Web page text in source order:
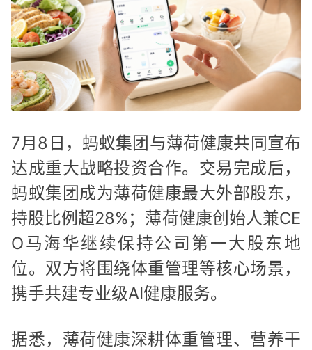
7月8日，蚂蚁集团与薄荷健康共同宣布
达成重大战略投资合作。交易完成后，
蚂蚁集团成为薄荷健康最大外部股东，
持股比例超28%；薄荷健康创始人兼CE
O马海华继续保持公司第一大股东地
位。双方将围绕体重管理等核心场景，
携手共建专业级AI健康服务。
据悉，薄荷健康深耕体重管理、营养干